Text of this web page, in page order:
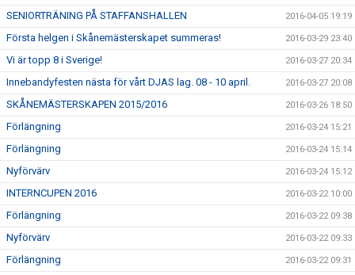
SENIORTRÄNING PÅ STAFFANSHALLEN 2016-04-05 19:19
Första helgen i Skånemästerskapet summeras! 2016-03-29 23:40
Vi är topp 8 i Sverige! 2016-03-27 20:34
Innebandyfesten nästa för vårt DJAS lag. 08 - 10 april. 2016-03-27 20:08
SKÅNEMÄSTERSKAPEN 2015/2016 2016-03-26 18:50
Förlängning 2016-03-24 15:21
Förlängning 2016-03-24 15:14
Nyförvärv 2016-03-24 15:12
INTERNCUPEN 2016 2016-03-22 10:00
Förlängning 2016-03-22 09:38
Nyförvärv 2016-03-22 09:33
Förlängning 2016-03-22 09:31